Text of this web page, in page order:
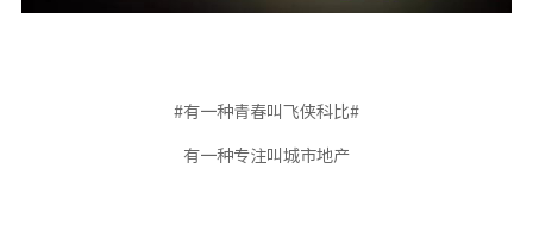
#有一种青春叫飞侠科比#
有一种专注叫城市地产